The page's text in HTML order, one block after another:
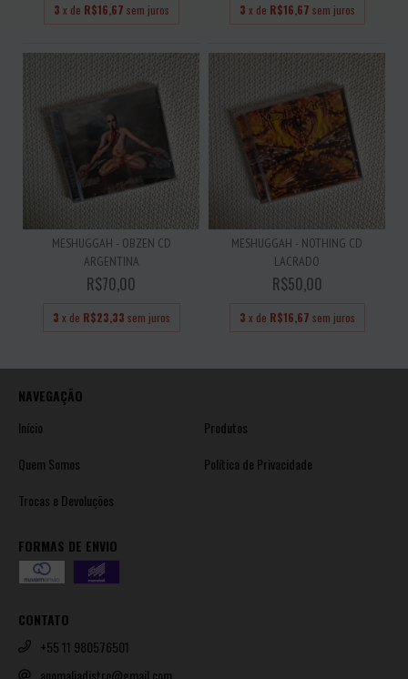
3 x de R$16,67 sem juros 3 x de R$16,67 sem juros
MESHUGGAH - OBZEN CD
ARGENTINA
R$70,00
3 x de R$23,33 sem juros
MESHUGGAH - NOTHING CD
LACRADO
R$50,00
3 x de R$16,67 sem juros
NAVEGAÇÃO
Início
Produtos
Quem Somos
Política de Privacidade
Trocas e Devoluções
FORMAS DE ENVIO
CONTATO
+55 11 980576501
anomaliadistro@gmail.com